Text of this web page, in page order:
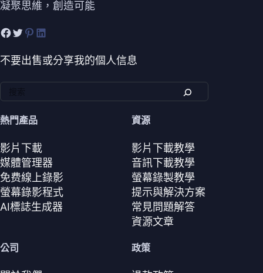
凝聚思維，創造可能
不要出售或分享我的個人信息
熱門產品
影片下載
媒體管理器
免费線上錄影
螢幕錄影程式
AI標誌生成器
資源
影片下載教學
音訊下載教學
螢幕錄製教學
提示與解決方案
常見問題解答
資源文章
公司 政策